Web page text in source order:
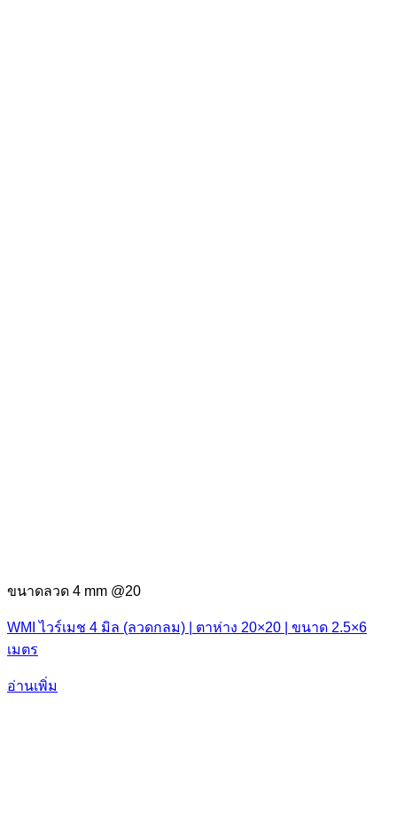
ขนาดลวด 4 mm @20
WMI ไวร์เมช 4 มิล (ลวดกลม) | ตาห่าง 20×20 | ขนาด 2.5×6
เมตร
อ่านเพิ่ม